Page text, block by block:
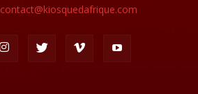
contact@kiosquedafrique.com